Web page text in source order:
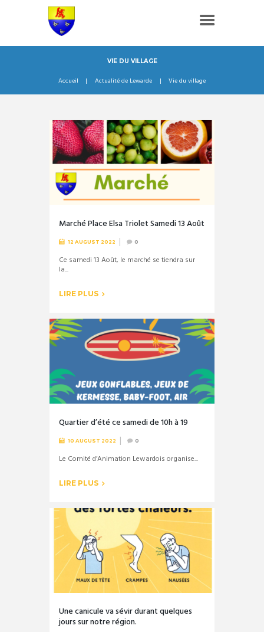
VIE DU VILLAGE
Accueil Actualité de Lewarde Vie du village
Marché Place Elsa Triolet Samedi 13 Août
12 AUGUST 2022 0
Ce samedi 13 Août, le marché se tiendra sur
la...
LIRE PLUS
Quartier d’été ce samedi de 10h à 19
10 AUGUST 2022 0
Le Comité d’Animation Lewardois organise...
LIRE PLUS
Une canicule va sévir durant quelques
jours sur notre région.